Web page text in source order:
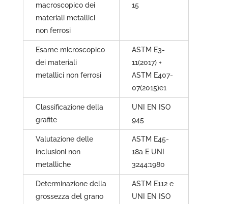
macroscopico dei
materiali metallici
non ferrosi
15
Esame microscopico
dei materiali
metallici non ferrosi
ASTM E3-
11(2017) +
ASTM E407-
07(2015)e1
Classificazione della
grafite
UNI EN ISO
945
Valutazione delle
inclusioni non
metalliche
ASTM E45-
18a E UNI
3244:1980
Determinazione della
grossezza del grano
ASTM E112 e
UNI EN ISO